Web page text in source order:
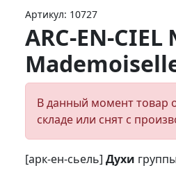
Артикул: 10727
ARC-EN-
В данный момент товар
складе или снят с
[арк-ен-сьель] Духи